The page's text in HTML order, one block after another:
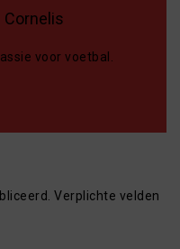
Cornelis
voor voetbal.
Verplichte velden